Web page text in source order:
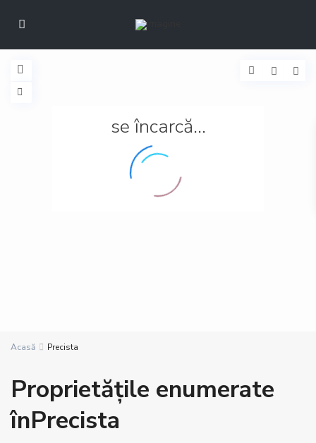
se încarcă...
Acasă Precista
Proprietățile enumerate
înPrecista